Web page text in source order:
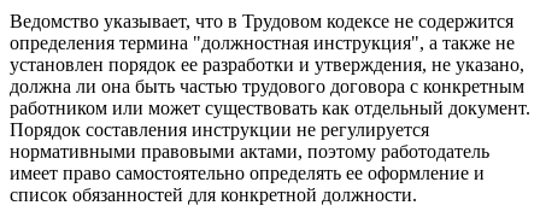
Ведомство указывает, что в Трудовом кодексе не содержится
определения термина "должностная инструкция", а также не
установлен порядок ее разработки и утверждения, не указано,
должна ли она быть частью трудового договора с конкретным
работником или может существовать как отдельный документ.
Порядок составления инструкции не регулируется
нормативными правовыми актами, поэтому работодатель
имеет право самостоятельно определять ее оформление и
список обязанностей для конкретной должности.